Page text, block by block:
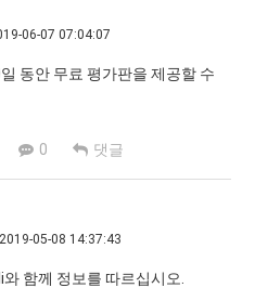
06-07 07:04:07
동안 무료 평가판을 제공할 수
0 댓글
2019-05-08 14:37:43
함께 정보를 따르십시오.